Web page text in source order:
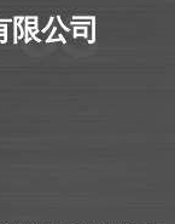
限公司